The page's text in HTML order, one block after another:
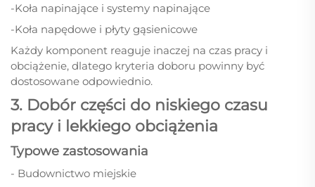
-Koła napinające i systemy napinające
-Koła napędowe i płyty gąsienicowe
Każdy komponent reaguje inaczej na czas pracy i
obciążenie, dlatego kryteria doboru powinny być
dostosowane odpowiednio.
3. Dobór części do niskiego czasu
pracy i lekkiego obciążenia
Typowe zastosowania
- Budownictwo miejskie